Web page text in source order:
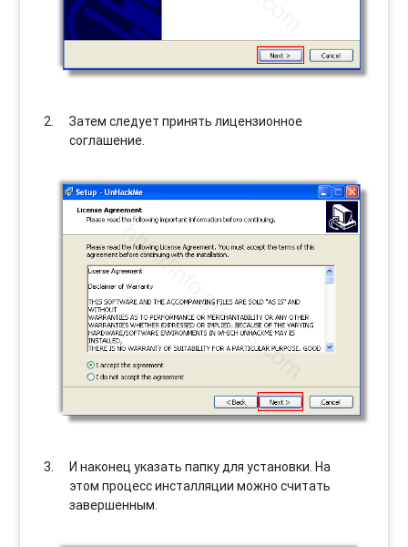
Затем следует принять лицензионное
соглашение.
И наконец указать папку для установки. На
этом процесс инсталляции можно считать
завершенным.